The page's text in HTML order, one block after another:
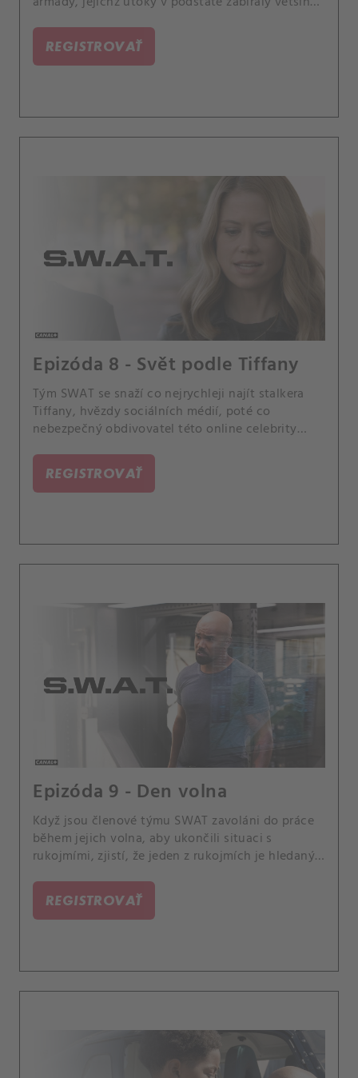
kriminálním řádění v 70.
REGISTROVAŤ
Epizóda 8 - Svět podle Tiffany
Tým SWAT se snaží co nejrychleji najít stalkera
Tiffany, hvězdy sociálních médií, poté co
nebezpečný obdivovatel této online celebrity
ohrozí Jessicu.
REGISTROVAŤ
Epizóda 9 - Den volna
Když jsou členové týmu SWAT zavoláni do práce
během jejich volna, aby ukončili situaci s
rukojmími, zjistí, že jeden z rukojmích je hledaný
Briannu, poté co byla v nočním klubu zdrogována
a využívá svého dne volna, aby chytil sériového
násilníka.
REGISTROVAŤ